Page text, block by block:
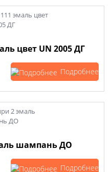
цвет UN 2005 ДГ
Подробнее
шампань ДО
Подробнее